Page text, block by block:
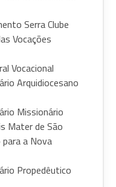
Serra Clube
Vocações
Vocacional
Arquidiocesano
Missionário
Mater de São
a Nova
Propedêutico